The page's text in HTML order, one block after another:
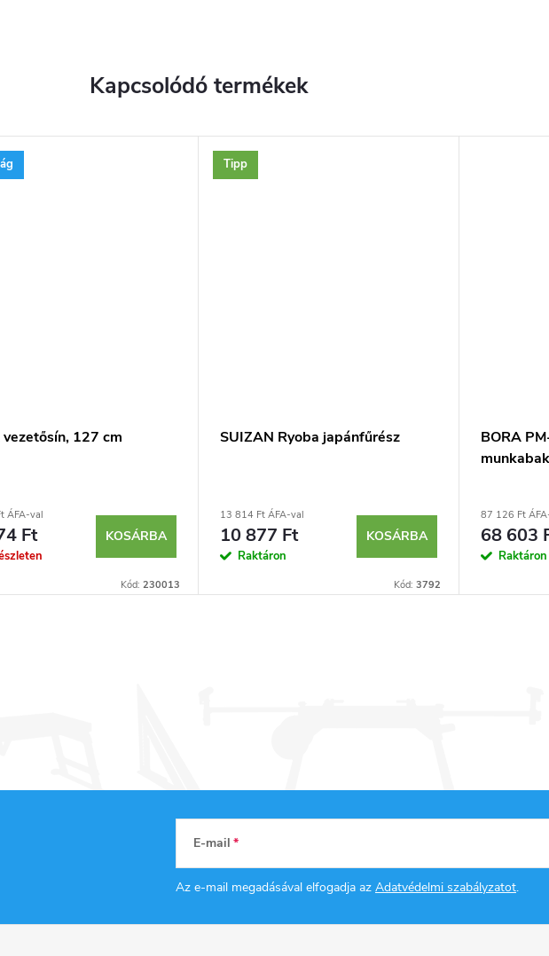
Kapcsolódó termékek
vezetősín, 127 cm
ÁFA-val
Ft KOSÁRBA
Kód: 230013
Tipp
SUIZAN Ryoba japánfűrész
13 814 Ft ÁFA-val
10 877 Ft
Raktáron
KOSÁRBA
Kód: 3792
BORA
87 126 Ft
68 603
Raktáron
E-mail
Az e-mail megadásával elfogadja az Adatvédelmi szabályzatot.